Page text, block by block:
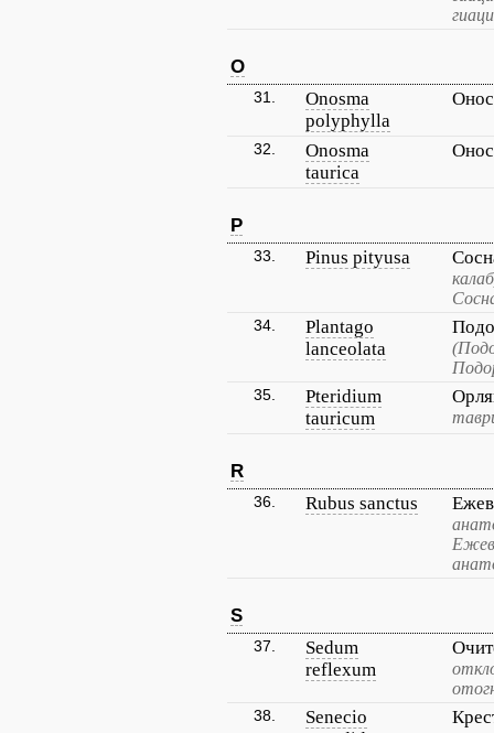
O
31.
Onosma
polyphylla
32.
Onosma
taurica
P
33. Pinus pityusa
34.
Plantago
lanceolata
35.
Pteridium
tauricum
R
36. Rubus sanctus
S
37.
Sedum
reflexum
38.
Senecio